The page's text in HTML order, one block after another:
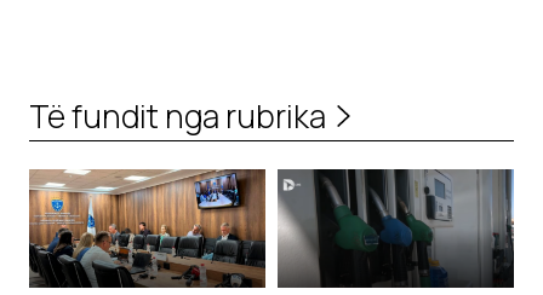
Të fundit nga rubrika